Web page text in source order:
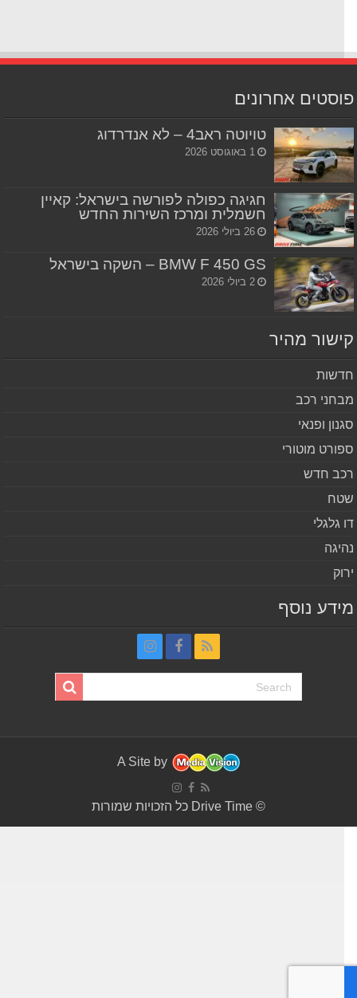
אחרונים
טויוטה ראב4 – לא אנדרדוג
1 באוגוסט 2026
חגיגה כפולה לפורשה בישראל: קאיין
חשמלית ומרכז השירות החדש
26 ביולי 2026
BMW F 450 GS – השקה בישראל
2 ביולי 2026
מהיר
רכב
ופנאי
מוטורי
חדש
גלגלי
נוסף
A Site by